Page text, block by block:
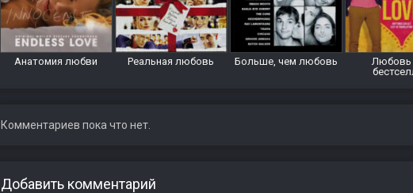
Анатомия любви Реальная любовь Больше, чем любовь
Любовь
Комментариев пока что нет.
Добавить комментарий